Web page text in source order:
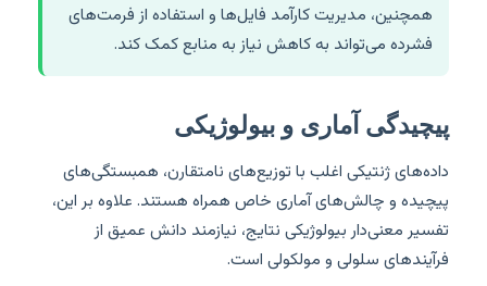
همچنین، مدیریت کارآمد فایل‌ها و استفاده از فرمت‌های
فشرده می‌تواند به کاهش نیاز به منابع کمک کند.
پیچیدگی آماری و بیولوژیکی
داده‌های ژنتیکی اغلب با توزیع‌های نامتقارن، همبستگی‌های
پیچیده و چالش‌های آماری خاص همراه هستند. علاوه بر این،
تفسیر معنی‌دار بیولوژیکی نتایج، نیازمند دانش عمیق از
فرآیندهای سلولی و مولکولی است.